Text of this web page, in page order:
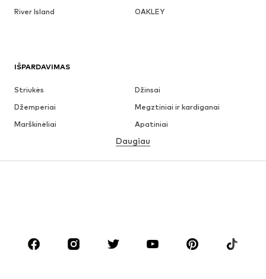
River Island
OAKLEY
IŠPARDAVIMAS
Striukės
Džinsai
Džemperiai
Megztiniai ir kardiganai
Marškinėliai
Apatiniai
Marškiniai
Paltai
Kostiumai ir švarkai
DRABUŽIAI
Daugiau